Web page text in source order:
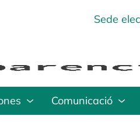
Sede
Comunicació